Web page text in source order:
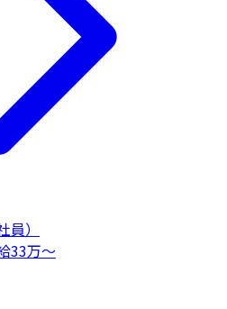
）
33万〜